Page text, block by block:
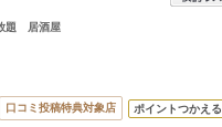
題 居酒屋
口コミ投稿特典対象店 ポイントつかえる